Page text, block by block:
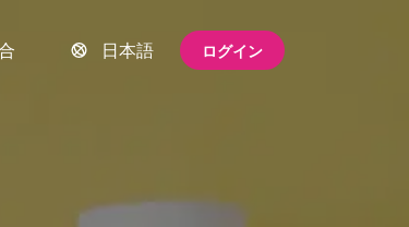
日本語 ログイン